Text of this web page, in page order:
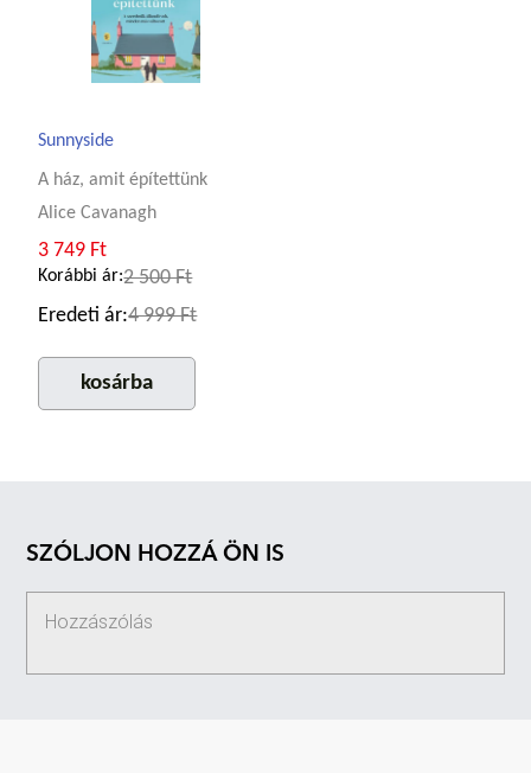
Sunnyside
A ház, amit építettünk
Alice Cavanagh
3 749 Ft
Korábbi ár:2 500 Ft
Eredeti ár:4 999 Ft
kosárba
SZÓLJON HOZZÁ ÖN IS